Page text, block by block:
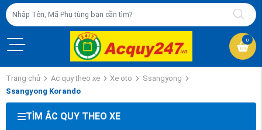
0
Trang chủ Ac quy theo xe Xe oto
Ssangyong
Ssangyong Korando
TÌM ẮC QUY THEO XE